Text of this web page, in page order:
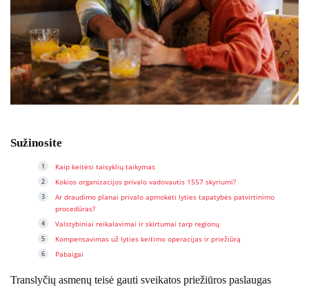
Sužinosite
Kaip keitėsi taisyklių taikymas
Kokios organizacijos privalo vadovautis 1557 skyriumi?
Ar draudimo planai privalo apmokėti lyties tapatybės patvirtinimo
procedūras?
Valstybiniai reikalavimai ir skirtumai tarp regionų
Kompensavimas už lyties keitimo operacijas ir priežiūrą
Pabaigai
Translyčių asmenų teisė gauti sveikatos priežiūros paslaugas